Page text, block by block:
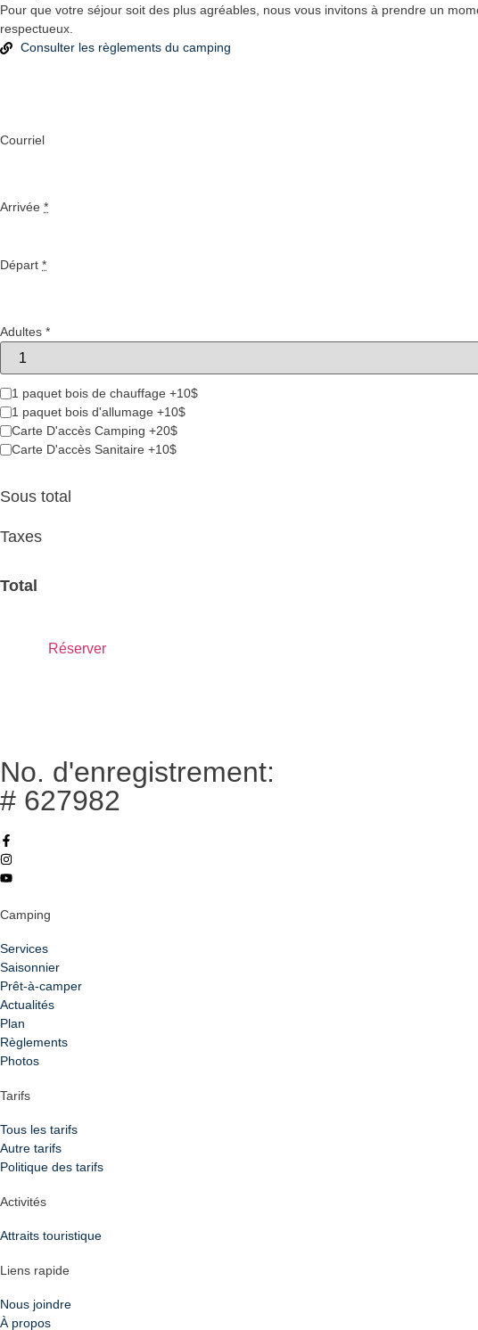
Pour que votre séjour soit des plus agréables, nous vous invitons à prendre un
respectueux.
Consulter les règlements du camping
Courriel
Arrivée *
Départ *
Adultes *
1 paquet bois de chauffage +10$
1 paquet bois d'allumage +10$
Carte D'accès Camping +20$
Carte D'accès Sanitaire +10$
Sous total
Taxes
Total
Réserver
No. d'enregistrement:
# 627982
Camping
Services
Saisonnier
Prêt-à-camper
Actualités
Plan
Règlements
Photos
Tarifs
Tous les tarifs
Autre tarifs
Politique des tarifs
Activités
Attraits touristique
Liens rapide
Nous joindre
À propos